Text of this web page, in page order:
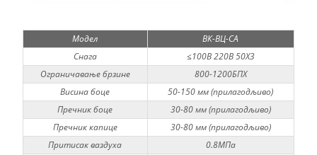
Модел
ВК-ВЦ-СА
Снага
≤100В 220В 50ХЗ
Ограничавање брзине
800-1200БПХ
Висина боце
50-150 мм (прилагодљиво)
Пречник боце
30-80 мм (прилагодљиво)
Пречник капице
30-80 мм (прилагодљиво)
Притисак ваздуха
0.8МПа